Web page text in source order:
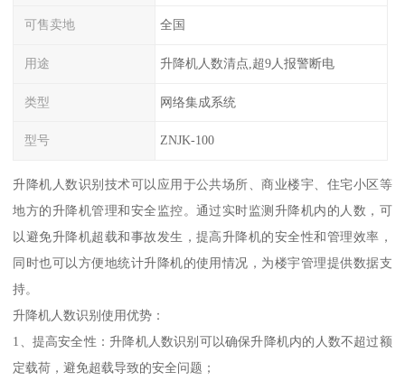
可售卖地 全国
用途 升降机人数清点,超9人报警断电
类型 网络集成系统
型号 ZNJK-100
升降机人数识别技术可以应用于公共场所、商业楼宇、住宅小区等
地方的升降机管理和安全监控。通过实时监测升降机内的人数，可
以避免升降机超载和事故发生，提高升降机的安全性和管理效率，
同时也可以方便地统计升降机的使用情况，为楼宇管理提供数据支
持。
升降机人数识别使用优势：
1、提高安全性：升降机人数识别可以确保升降机内的人数不超过额
定载荷，避免超载导致的安全问题；